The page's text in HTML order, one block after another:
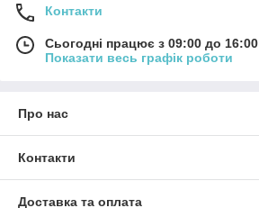
Контакти
Сьогодні працює з 09:00 до 16:00
Показати весь графік роботи
Про нас
Контакти
Доставка та оплата